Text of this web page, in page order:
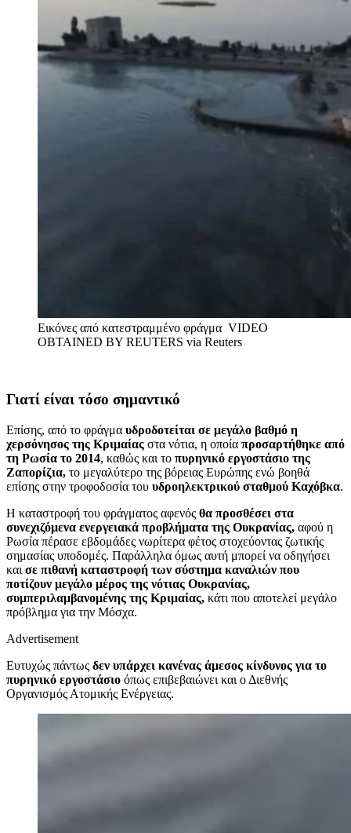
Εικόνες από κατεστραμμένο φράγμα VIDEO
OBTAINED BY REUTERS via Reuters
Γιατί είναι τόσο σημαντικό
Επίσης, από το φράγμα υδροδοτείται σε μεγάλο βαθμό η
χερσόνησος της Κριμαίας στα νότια, η οποία προσαρτήθηκε από
τη Ρωσία το 2014, καθώς και το πυρηνικό εργοστάσιο της
Ζαπορίζια, το μεγαλύτερο της βόρειας Ευρώπης ενώ βοηθά
επίσης στην τροφοδοσία του υδροηλεκτρικού σταθμού Καχόβκα.
Η καταστροφή του φράγματος αφενός θα προσθέσει στα
συνεχιζόμενα ενεργειακά προβλήματα της Ουκρανίας, αφού η
Ρωσία πέρασε εβδομάδες νωρίτερα φέτος στοχεύοντας ζωτικής
σημασίας υποδομές. Παράλληλα όμως αυτή μπορεί να οδηγήσει
και σε πιθανή καταστροφή των σύστημα καναλιών που
ποτίζουν μεγάλο μέρος της νότιας Ουκρανίας,
συμπεριλαμβανομένης της Κριμαίας, κάτι που αποτελεί μεγάλο
πρόβλημα για την Μόσχα.
Advertisement
Ευτυχώς πάντως δεν υπάρχει κανένας άμεσος κίνδυνος για το
πυρηνικό εργοστάσιο όπως επιβεβαιώνει και ο Διεθνής
Οργανισμός Ατομικής Ενέργειας.